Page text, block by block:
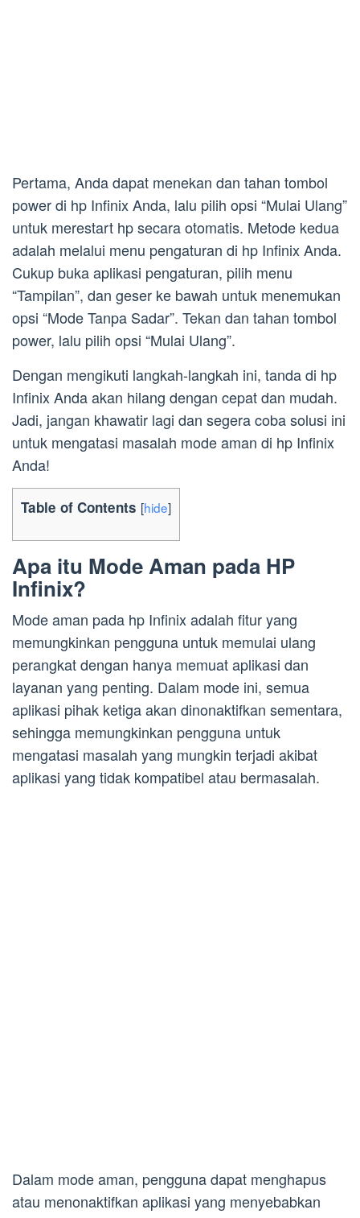
Pertama, Anda dapat menekan dan tahan tombol
power di hp Infinix Anda, lalu pilih opsi “Mulai Ulang”
untuk merestart hp secara otomatis. Metode kedua
adalah melalui menu pengaturan di hp Infinix Anda.
Cukup buka aplikasi pengaturan, pilih menu
“Tampilan”, dan geser ke bawah untuk menemukan
opsi “Mode Tanpa Sadar”. Tekan dan tahan tombol
power, lalu pilih opsi “Mulai Ulang”.
Dengan mengikuti langkah-langkah ini, tanda di hp
Infinix Anda akan hilang dengan cepat dan mudah.
Jadi, jangan khawatir lagi dan segera coba solusi ini
untuk mengatasi masalah mode aman di hp Infinix
Anda!
Table of Contents [hide]
Apa itu Mode Aman pada HP
Infinix?
Mode aman pada hp Infinix adalah fitur yang
memungkinkan pengguna untuk memulai ulang
perangkat dengan hanya memuat aplikasi dan
layanan yang penting. Dalam mode ini, semua
aplikasi pihak ketiga akan dinonaktifkan sementara,
sehingga memungkinkan pengguna untuk
mengatasi masalah yang mungkin terjadi akibat
aplikasi yang tidak kompatibel atau bermasalah.
Dalam mode aman, pengguna dapat menghapus
atau menonaktifkan aplikasi yang menyebabkan